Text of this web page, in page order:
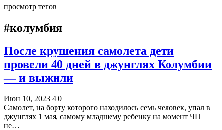
просмотр тегов
#колумбия
После крушения самолета дети
провели 40 дней в джунглях Колумбии
— и выжили
Июн 10, 2023 4 0
Самолет, на борту которого находилось семь человек, упал в
джунглях 1 мая, самому младшему ребенку на момент ЧП
не…